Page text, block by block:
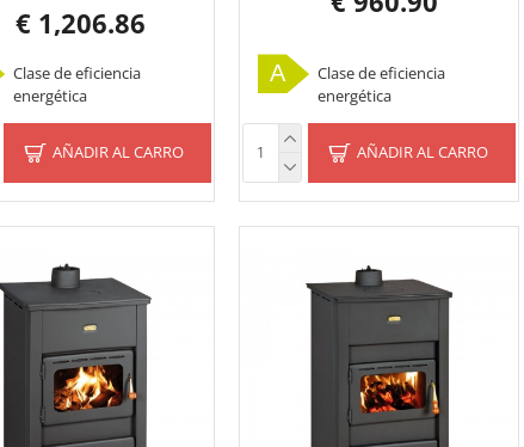
€ 1,206.86
Clase de eficiencia
energética
AÑADIR AL CARRO
A
Clase de eficiencia
energética
AÑADIR AL CARRO